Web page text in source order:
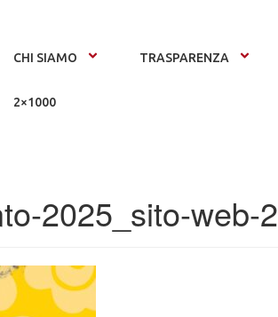
CHI SIAMO TRASPARENZA
2×1000
2025_sito-web-2